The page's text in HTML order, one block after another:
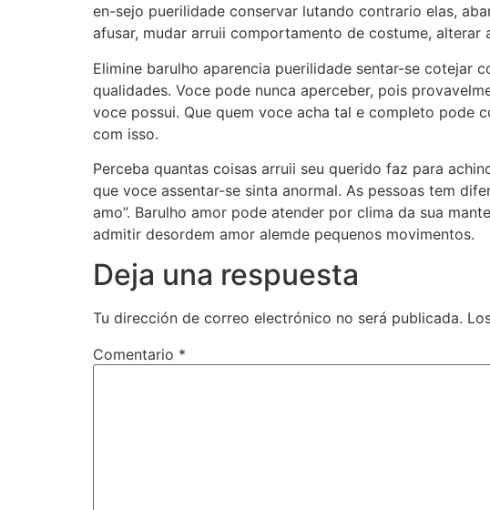
en-sejo puerilidade conservar lutando contrario elas,
afusar, mudar arruii comportamento de costume,
Elimine barulho aparencia puerilidade sentar-se cotejar
qualidades. Voce pode nunca aperceber, pois
voce possui. Que quem voce acha tal e completo pode
com isso.
Perceba quantas coisas arruii seu querido faz para
que voce assentar-se sinta anormal. As pessoas tem
amo”. Barulho amor pode atender por clima da sua
admitir desordem amor alemde pequenos movimentos.
Deja una respuesta
Tu dirección de correo electrónico no será publicada.
Comentario *